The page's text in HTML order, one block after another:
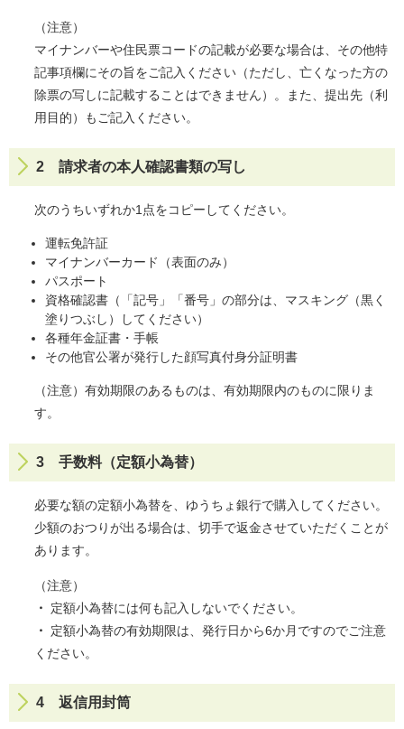
（注意）
マイナンバーや住民票コードの記載が必要な場合は、その他特
記事項欄にその旨をご記入ください（ただし、亡くなった方の
除票の写しに記載することはできません）。また、提出先（利
用目的）もご記入ください。
2 請求者の本人確認書類の写し
次のうちいずれか1点をコピーしてください。
運転免許証
マイナンバーカード（表面のみ）
パスポート
資格確認書（「記号」「番号」の部分は、マスキング（黒く
塗りつぶし）してください）
各種年金証書・手帳
その他官公署が発行した顔写真付身分証明書
（注意）有効期限のあるものは、有効期限内のものに限りま
す。
3 手数料（定額小為替）
必要な額の定額小為替を、ゆうちょ銀行で購入してください。
少額のおつりが出る場合は、切手で返金させていただくことが
あります。
（注意）
・ 定額小為替には何も記入しないでください。
・ 定額小為替の有効期限は、発行日から6か月ですのでご注意
ください。
4 返信用封筒